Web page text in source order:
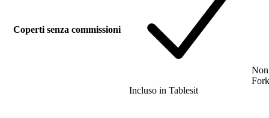
Coperti senza commissioni
Incluso in Tablesit
Fork